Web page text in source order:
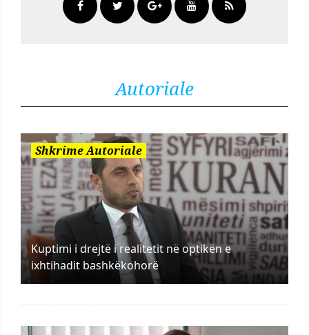
Autoriale
Shkrime Autoriale
Kuptimi i drejtë i realitetit në optikën e
ixhtihadit bashkëkohorë